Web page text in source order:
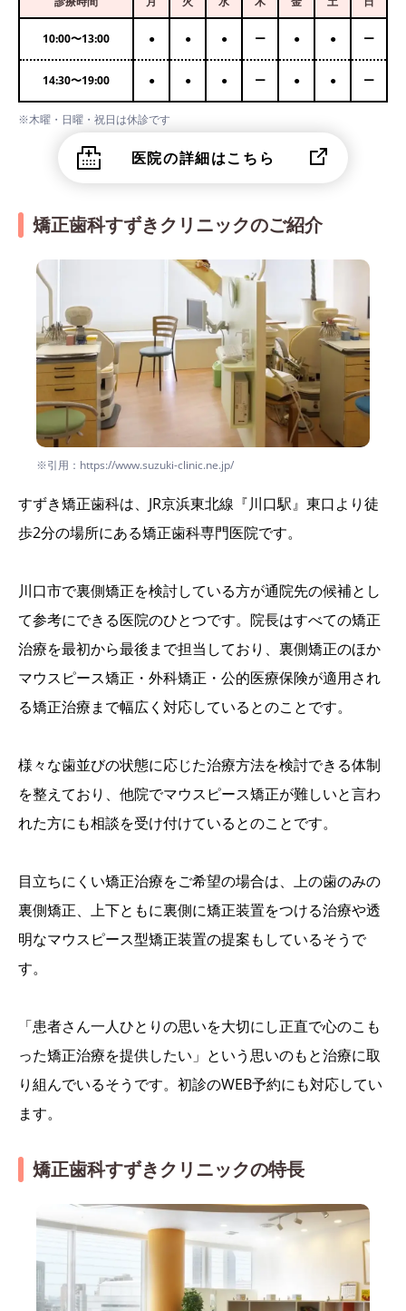
10:00〜13:00 ● ● ● ー ● ● ー
14:30〜19:00 ● ● ● ー ● ● ー
※木曜・日曜・祝日は休診です
医院の詳細はこちら
矯正歯科すずきクリニックのご紹介
※引用：https://www.suzuki-clinic.ne.jp/
すずき矯正歯科は、JR京浜東北線『川口駅』東口より徒
歩2分の場所にある矯正歯科専門医院です。
川口市で裏側矯正を検討している方が通院先の候補とし
て参考にできる医院のひとつです。院長はすべての矯正
治療を最初から最後まで担当しており、裏側矯正のほか
マウスピース矯正・外科矯正・公的医療保険が適用され
る矯正治療まで幅広く対応しているとのことです。
様々な歯並びの状態に応じた治療方法を検討できる体制
を整えており、他院でマウスピース矯正が難しいと言わ
れた方にも相談を受け付けているとのことです。
目立ちにくい矯正治療をご希望の場合は、上の歯のみの
裏側矯正、上下ともに裏側に矯正装置をつける治療や透
明なマウスピース型矯正装置の提案もしているそうで
す。
「患者さん一人ひとりの思いを大切にし正直で心のこも
った矯正治療を提供したい」という思いのもと治療に取
り組んでいるそうです。初診のWEB予約にも対応してい
ます。
矯正歯科すずきクリニックの特長